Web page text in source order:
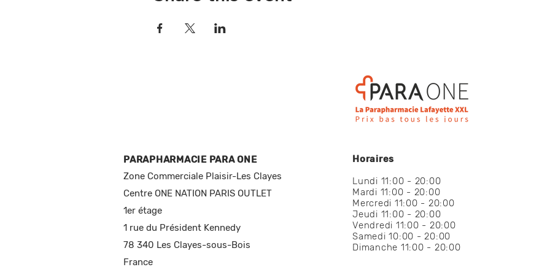
PARAPHARMACIE PARA ONE
Zone Commerciale Plaisir-Les Clayes
Centre ONE NATION PARIS OUTLET
1er étage
1 rue du Président Kennedy
78 340 Les Clayes-sous-Bois
France
Horaires
Lundi 11:00 - 20:00
Mardi 11:00 - 20:00
Mercredi 11:00 - 20:00
Jeudi 11:00 - 20:00
Vendredi 11:00 - 20:00
Samedi 10:00 - 20:00
Dimanche 11:00 - 20:00